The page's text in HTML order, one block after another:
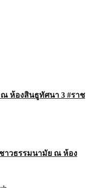
ณ ห้องสินธูทัศนา 3 #ราช
ชาวธรรมนามัย ณ ห้อง